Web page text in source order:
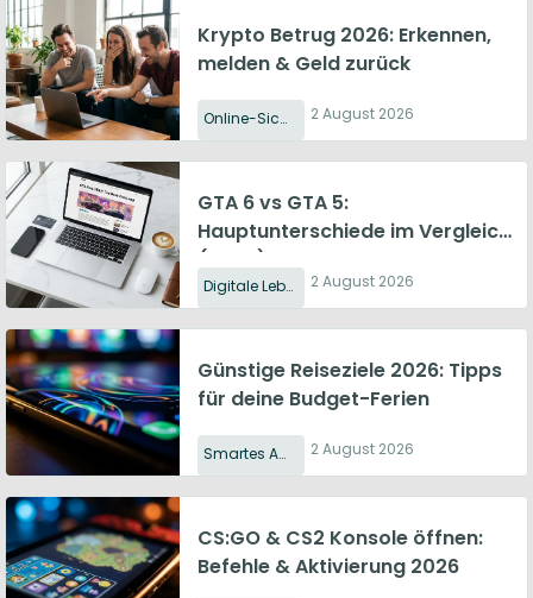
Krypto Betrug 2026: Erkennen,
melden & Geld zurück
Online-Sicherheit 2 August 2026
GTA 6 vs GTA 5:
Hauptunterschiede im Vergleich
(2026)
Digitale Lebensweise 2 August 2026
Günstige Reiseziele 2026: Tipps
für deine Budget-Ferien
Smartes Ausgeben 2 August 2026
CS:GO & CS2 Konsole öffnen:
Befehle & Aktivierung 2026